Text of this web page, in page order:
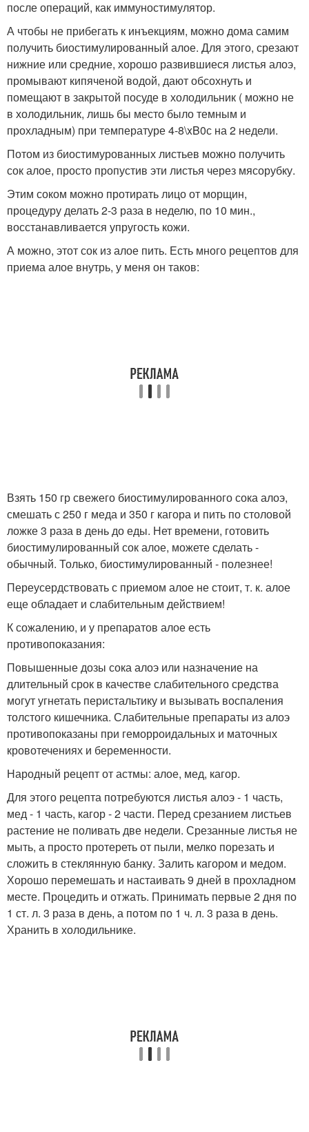
после операций, как иммуностимулятор.
А чтобы не прибегать к инъекциям, можно дома самим
получить биостимулированный алое. Для этого, срезают
нижние или средние, хорошо развившиеся листья алоэ,
промывают кипяченой водой, дают обсохнуть и
помещают в закрытой посуде в холодильник ( можно не
в холодильник, лишь бы место было темным и
прохладным) при температуре 4-8\xB0с на 2 недели.
Потом из биостимурованных листьев можно получить
сок алое, просто пропустив эти листья через мясорубку.
Этим соком можно протирать лицо от морщин,
процедуру делать 2-3 раза в неделю, по 10 мин.,
восстанавливается упругость кожи.
А можно, этот сок из алое пить. Есть много рецептов для
приема алое внутрь, у меня он таков:
Взять 150 гр свежего биостимулированного сока алоэ,
смешать с 250 г меда и 350 г кагора и пить по столовой
ложке 3 раза в день до еды. Нет времени, готовить
биостимулированный сок алое, можете сделать -
обычный. Только, биостимулированный - полезнее!
Переусердствовать с приемом алое не стоит, т. к. алое
еще обладает и слабительным действием!
К сожалению, и у препаратов алое есть
противопоказания:
Повышенные дозы сока алоэ или назначение на
длительный срок в качестве слабительного средства
могут угнетать перистальтику и вызывать воспаления
толстого кишечника. Слабительные препараты из алоэ
противопоказаны при геморроидальных и маточных
кровотечениях и беременности.
Народный рецепт от астмы: алое, мед, кагор.
Для этого рецепта потребуются листья алоэ - 1 часть,
мед - 1 часть, кагор - 2 части. Перед срезанием листьев
растение не поливать две недели. Срезанные листья не
мыть, а просто протереть от пыли, мелко порезать и
сложить в стеклянную банку. Залить кагором и медом.
Хорошо перемешать и настаивать 9 дней в прохладном
месте. Процедить и отжать. Принимать первые 2 дня по
1 ст. л. 3 раза в день, а потом по 1 ч. л. 3 раза в день.
Хранить в холодильнике.